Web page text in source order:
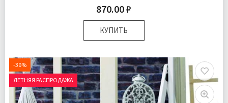
870.00 ₽
КУПИТЬ
Комплектация:
Полотенце 1 шт
Ткань:
Махра
Доставка:
Подробнее
-39%
ЛЕТНЯЯ РАСПРОДАЖА